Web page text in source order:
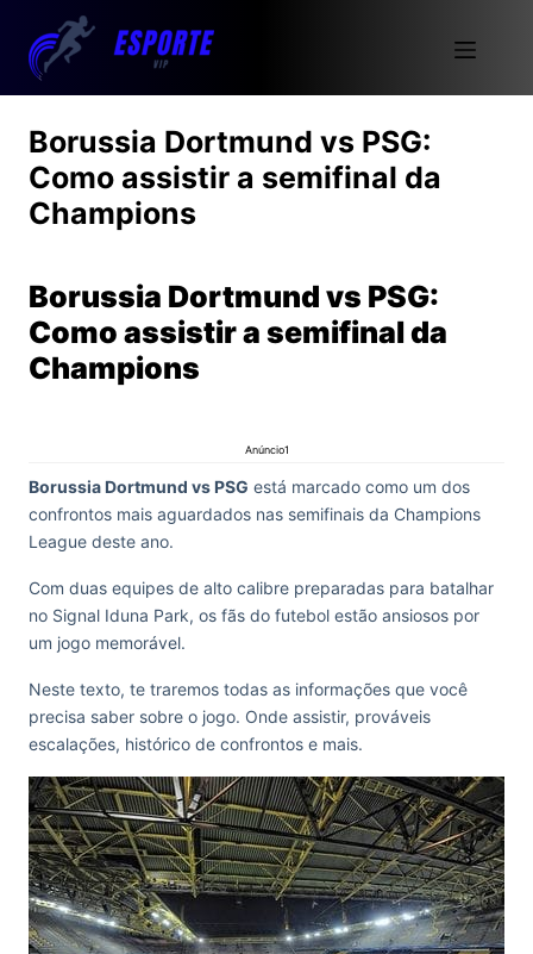
Borussia Dortmund vs PSG:
Como assistir a semifinal da
Champions
Borussia Dortmund vs PSG:
Como assistir a semifinal da
Champions
Anúncio1
Borussia Dortmund vs PSG está marcado como um dos
confrontos mais aguardados nas semifinais da Champions
League deste ano.
Com duas equipes de alto calibre preparadas para batalhar
no Signal Iduna Park, os fãs do futebol estão ansiosos por
um jogo memorável.
Neste texto, te traremos todas as informações que você
precisa saber sobre o jogo. Onde assistir, prováveis
escalações, histórico de confrontos e mais.